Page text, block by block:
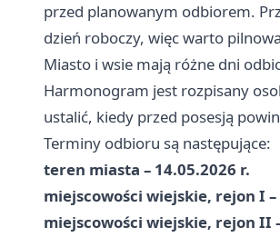
przed planowanym odbiorem.
dzień roboczy, więc warto
Miasto i wsie mają różne dni
Harmonogram jest rozpisany
ustalić, kiedy przed posesją
Terminy odbioru są następujące:
teren miasta – 14.05.2026 r.
miejscowości wiejskie, rejon I –
miejscowości wiejskie, rejon II